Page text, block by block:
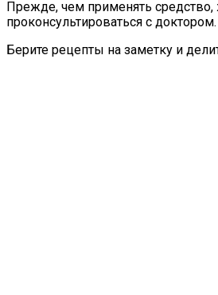
Прежде, чем применять средство,
проконсультироваться с доктором.
Берите рецепты на заметку и